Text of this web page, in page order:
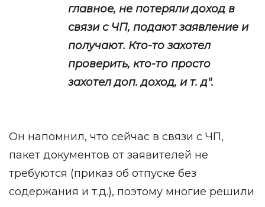
главное, не потеряли доход в
связи с ЧП, подают заявление и
получают. Кто-то захотел
проверить, кто-то просто
захотел доп. доход, и т. д".
Он напомнил, что сейчас в связи с ЧП,
пакет документов от заявителей не
требуются (приказ об отпуске без
содержания и т.д.), поэтому многие решили